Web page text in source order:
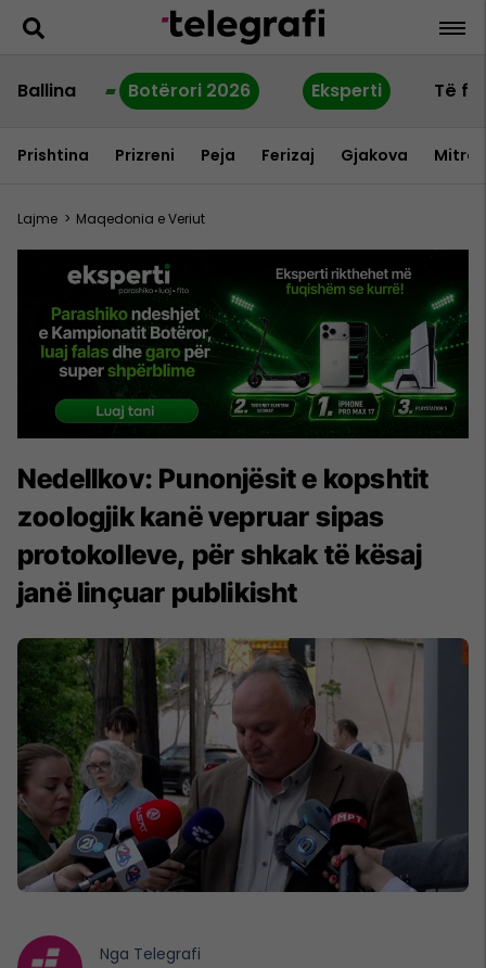
Ballina Botërori 2026 Eksperti Të
Prishtina Prizreni Peja Ferizaj Gjakova
Lajme > Maqedonia e Veriut
Nedellkov: Punonjësit e kopshtit
zoologjik kanë vepruar sipas
protokolleve, për shkak të kësaj
janë linçuar publikisht
Nga Telegrafi